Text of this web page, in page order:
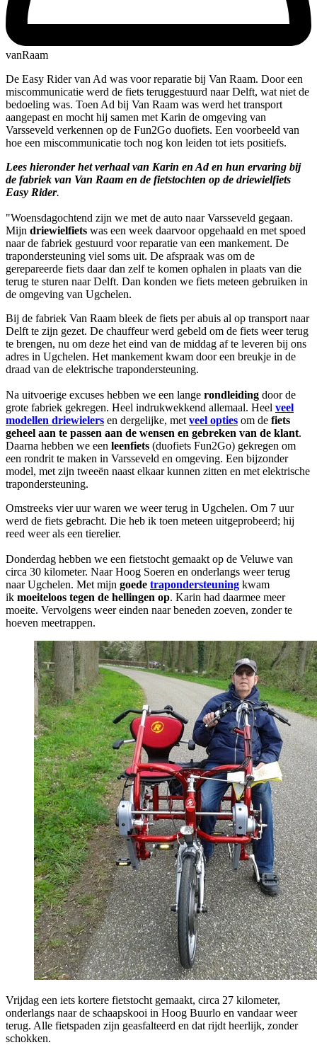
vanRaam
De Easy Rider van Ad was voor reparatie bij Van Raam. Door een
miscommunicatie werd de fiets teruggestuurd naar Delft, wat niet de
bedoeling was. Toen Ad bij Van Raam was werd het transport
aangepast en mocht hij samen met Karin de omgeving van
Varsseveld verkennen op de Fun2Go duofiets. Een voorbeeld van
hoe een miscommunicatie toch nog kon leiden tot iets positiefs.
Lees hieronder het verhaal van Karin en Ad en hun ervaring bij
de fabriek van Van Raam en de fietstochten op de driewielfiets
Easy Rider.
"Woensdagochtend zijn we met de auto naar Varsseveld gegaan.
Mijn driewielfiets was een week daarvoor opgehaald en met spoed
naar de fabriek gestuurd voor reparatie van een mankement. De
trapondersteuning viel soms uit. De afspraak was om de
gerepareerde fiets daar dan zelf te komen ophalen in plaats van die
terug te sturen naar Delft. Dan konden we fiets meteen gebruiken in
de omgeving van Ugchelen.
Bij de fabriek Van Raam bleek de fiets per abuis al op transport naar
Delft te zijn gezet. De chauffeur werd gebeld om de fiets weer terug
te brengen, nu om deze het eind van de middag af te leveren bij ons
adres in Ugchelen. Het mankement kwam door een breukje in de
draad van de elektrische trapondersteuning.
Na uitvoerige excuses hebben we een lange rondleiding door de
grote fabriek gekregen. Heel indrukwekkend allemaal. Heel veel
modellen driewielers en dergelijke, met veel opties om de fiets
geheel aan te passen aan de wensen en gebreken van de klant.
Daarna hebben we een leenfiets (duofiets Fun2Go) gekregen om
een rondrit te maken in Varsseveld en omgeving. Een bijzonder
model, met zijn tweeën naast elkaar kunnen zitten en met elektrische
trapondersteuning.
Omstreeks vier uur waren we weer terug in Ugchelen. Om 7 uur
werd de fiets gebracht. Die heb ik toen meteen uitgeprobeerd; hij
reed weer als een tierelier.
Donderdag hebben we een fietstocht gemaakt op de Veluwe van
circa 30 kilometer. Naar Hoog Soeren en onderlangs weer terug
naar Ugchelen. Met mijn goede trapondersteuning kwam
ik moeiteloos tegen de hellingen op. Karin had daarmee meer
moeite. Vervolgens weer einden naar beneden zoeven, zonder te
hoeven meetrappen.
Vrijdag een iets kortere fietstocht gemaakt, circa 27 kilometer,
onderlangs naar de schaapskooi in Hoog Buurlo en vandaar weer
terug. Alle fietspaden zijn geasfalteerd en dat rijdt heerlijk, zonder
schokken.